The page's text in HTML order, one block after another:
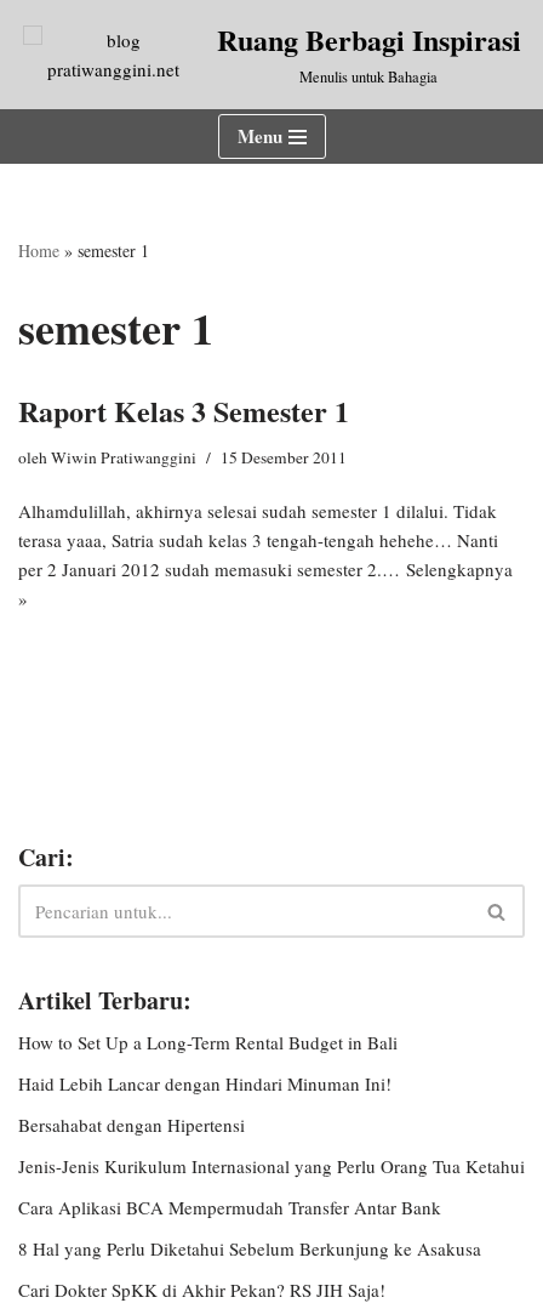
Lompat
Ruang Berbagi Inspirasi
Menulis untuk Bahagia
Menu
Home » semester 1
semester 1
Raport Kelas 3 Semester 1
olehWiwin Pratiwanggini 15 Desember 2011
Alhamdulillah, akhirnya selesai sudah semester 1 dilalui. Tidak
terasa yaaa, Satria sudah kelas 3 tengah-tengah hehehe… Nanti
per 2 Januari 2012 sudah memasuki semester 2.… Selengkapnya
»
Cari:
Artikel Terbaru:
How to Set Up a Long-Term Rental Budget in Bali
Haid Lebih Lancar dengan Hindari Minuman Ini!
Bersahabat dengan Hipertensi
Jenis-Jenis Kurikulum Internasional yang Perlu Orang Tua Ketahui
Cara Aplikasi BCA Mempermudah Transfer Antar Bank
8 Hal yang Perlu Diketahui Sebelum Berkunjung ke Asakusa
Cari Dokter SpKK di Akhir Pekan? RS JIH Saja!